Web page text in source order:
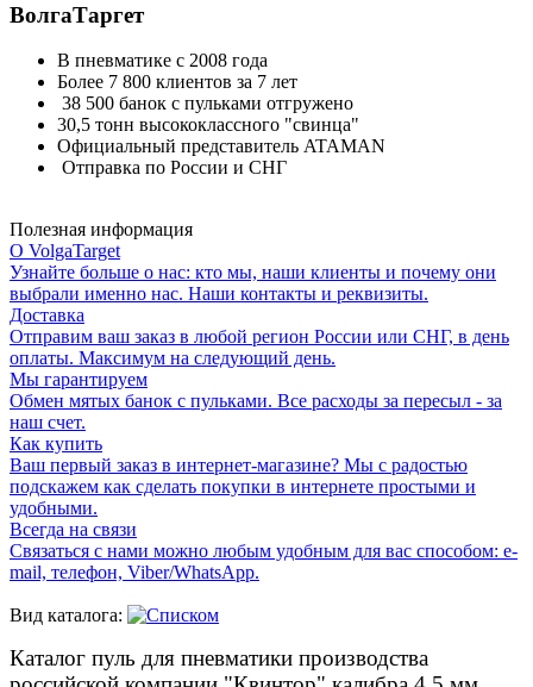
ВолгаТаргет
В пневматике с 2008 года
Более 7 800 клиентов за 7 лет
38 500 банок с пульками отгружено
30,5 тонн высококлассного "свинца"
Официальный представитель ATAMAN
Отправка по России и СНГ
Полезная информация
О VolgaTarget
Узнайте больше о нас: кто мы, наши клиенты и почему они
выбрали именно нас. Наши контакты и реквизиты.
Доставка
Отправим ваш заказ в любой регион России или СНГ, в день
оплаты. Максимум на следующий день.
Мы гарантируем
Обмен мятых банок с пульками. Все расходы за пересыл - за
наш счет.
Как купить
Ваш первый заказ в интернет-магазине? Мы с радостью
подскажем как сделать покупки в интернете простыми и
удобными.
Всегда на связи
Связаться с нами можно любым удобным для вас способом: e-
mail, телефон, Viber/WhatsApp.
Вид каталога:
Каталог пуль для пневматики производства